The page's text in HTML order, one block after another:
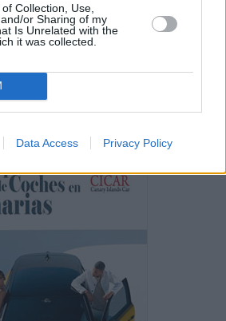
Collection, Use,
or Sharing of my
Is Unrelated with the
it was collected.
Data Access Privacy Policy
Incendio en Parque Holandés